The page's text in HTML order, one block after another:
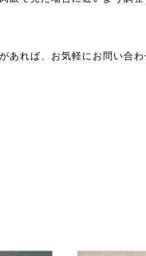
あれば、お気軽にお問い合